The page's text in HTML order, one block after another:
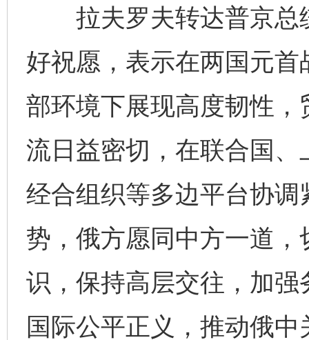
拉夫罗夫转达普京总
好祝愿，表示在两国元
部环境下展现高度韧性
流日益密切，在联合国
经合组织等多边平台协
势，俄方愿同中方一道
识，保持高层交往，加
国际公平正义，推动俄